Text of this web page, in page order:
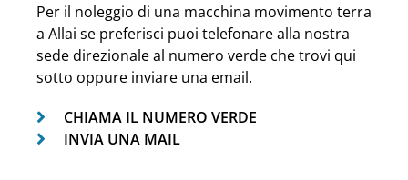
Per il noleggio di una macchina movimento terra
a Allai se preferisci puoi telefonare alla nostra
sede direzionale al numero verde che trovi qui
sotto oppure inviare una email.
CHIAMA IL NUMERO VERDE
INVIA UNA MAIL